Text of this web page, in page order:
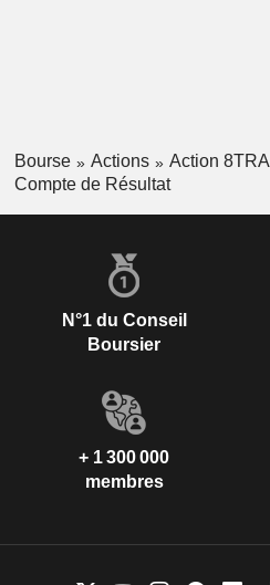
Bourse Actions Action 8TRA
Compte de Résultat
N°1 du Conseil
Boursier
+ 1 300 000
membres